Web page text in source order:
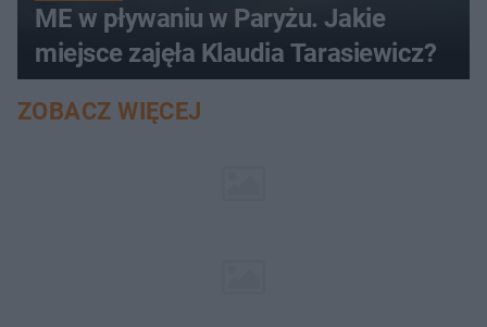
ME w pływaniu w Paryżu. Jakie
miejsce zajęła Klaudia Tarasiewicz?
ZOBACZ WIĘCEJ